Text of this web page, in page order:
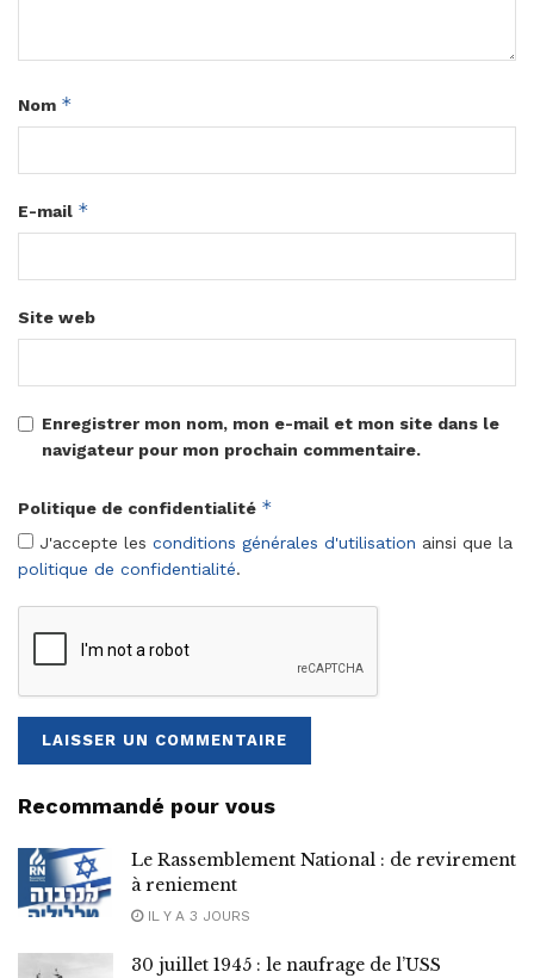
Nom *
E-mail *
Site web
Enregistrer mon nom, mon e-mail et mon site dans le
navigateur pour mon prochain commentaire.
Politique de confidentialité *
J'accepte les conditions générales d'utilisation ainsi que la
politique de confidentialité.
Recommandé pour vous
Le Rassemblement National : de revirement
à reniement
IL Y A 3 JOURS
30 juillet 1945 : le naufrage de l’USS